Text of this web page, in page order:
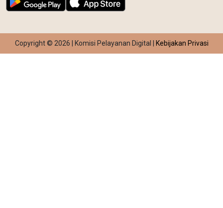
Copyright © 2026 | Komisi Pelayanan Digital | Kebijakan Privasi